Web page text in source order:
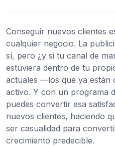
Conseguir nuevos clientes
cualquier negocio. La
sí, pero ¿y si tu canal de
estuviera dentro de tu
actuales —los que ya
activo. Y con un programa
puedes convertir esa
nuevos clientes, haciendo
ser casualidad para
crecimiento predecible.